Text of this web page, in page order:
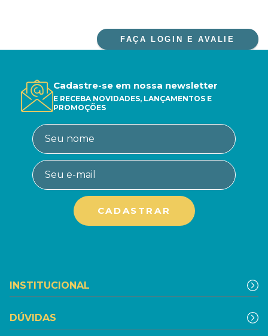
FAÇA LOGIN E AVALIE
Cadastre-se em nossa newsletter
E RECEBA NOVIDADES, LANÇAMENTOS E
PROMOÇÕES
INSTITUCIONAL
DÚVIDAS